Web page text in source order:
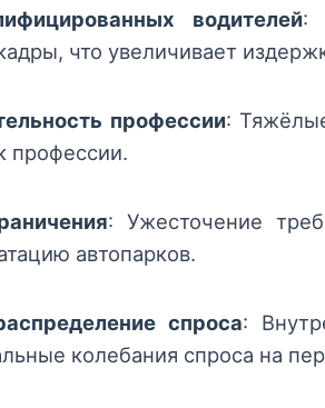
водителей:
что увеличивает
профессии:
профессии.
: Ужесточение
автопарков.
спроса:
колебания спроса на